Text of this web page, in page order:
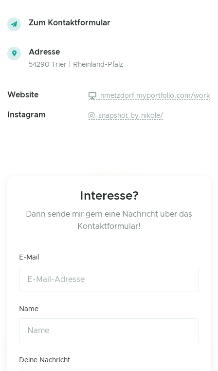
Zum Kontaktformular
Adresse
54290 Trier | Rheinland-Pfalz
Website nmetzdorf.myportfolio.com/work
Instagram snapshot.by.nikole/
Interesse?
Dann sende mir gern eine Nachricht über das
Kontaktformular!
E-Mail
Name
Deine Nachricht